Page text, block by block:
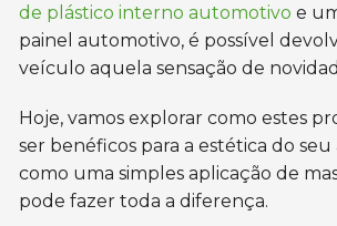
de plástico interno automotivo e
painel automotivo, é possível
veículo aquela sensação de
Hoje, vamos explorar como estes
ser benéficos para a estética do
como uma simples aplicação de
pode fazer toda a diferença.